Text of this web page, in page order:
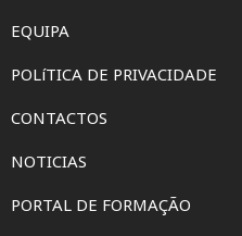
EQUIPA
POLíTICA DE PRIVACIDADE
CONTACTOS
NOTICIAS
PORTAL DE FORMAÇÃO